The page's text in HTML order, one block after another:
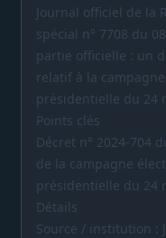
Journal officiel de la
spécial n° 7708 du
partie officielle : un
relatif à la
présidentielle du 24
Points clés
Décret n° 2024-704
de la campagne
présidentielle du 24
Détails
Source / institution :